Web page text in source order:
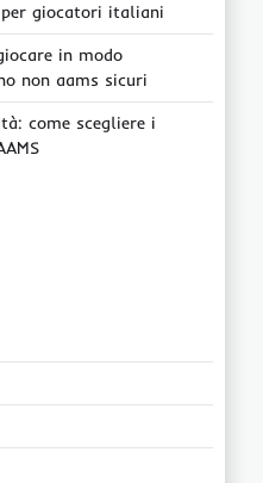
giocatori italiani
in modo
non aams sicuri
come scegliere i